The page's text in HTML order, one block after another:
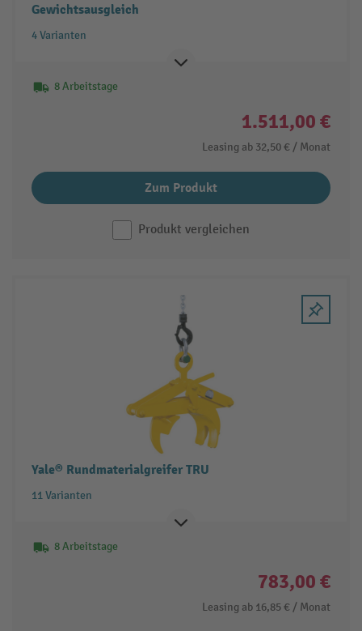
Gewichtsausgleich
4 Varianten
8 Arbeitstage
1.511,00 €
Leasing ab 32,50 € / Monat
Zum Produkt
Produkt vergleichen
Yale® Rundmaterialgreifer TRU
11 Varianten
8 Arbeitstage
783,00 €
Leasing ab 16,85 € / Monat